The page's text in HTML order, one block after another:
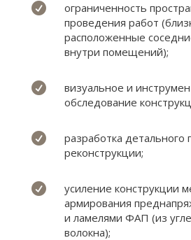

ограниченность
проведения работ
расположенные
внутри помещений);

визуальное и
обследование

разработка детального
реконструкции;

усиление конструкции
армирования
и ламелями ФАП (из
волокна);